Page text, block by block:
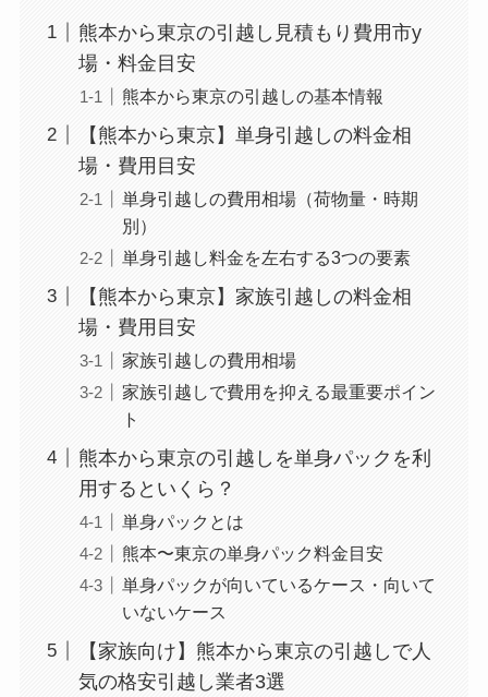
熊本から東京の引越し見積もり費用市y
場・料金目安
熊本から東京の引越しの基本情報
【熊本から東京】単身引越しの料金相
場・費用目安
単身引越しの費用相場（荷物量・時期
別）
単身引越し料金を左右する3つの要素
【熊本から東京】家族引越しの料金相
場・費用目安
家族引越しの費用相場
家族引越しで費用を抑える最重要ポイン
ト
熊本から東京の引越しを単身パックを利
用するといくら？
単身パックとは
熊本〜東京の単身パック料金目安
単身パックが向いているケース・向いて
いないケース
【家族向け】熊本から東京の引越しで人
気の格安引越し業者3選